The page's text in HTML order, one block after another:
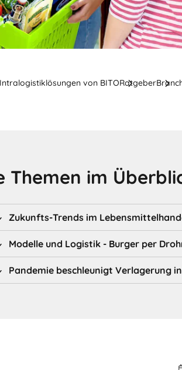
von BITORatgeber
Themen im
Zukunfts-Trends im
Modelle und Logistik - Burger per
Pandemie beschleunigt Verlagerung